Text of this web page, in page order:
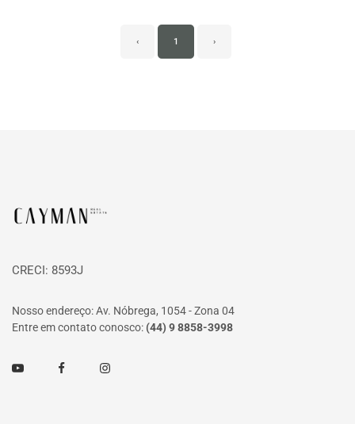
‹ 1 ›
Página inicial
CRECI: 8593J
Nosso endereço: Av. Nóbrega, 1054 - Zona 04
Entre em contato conosco: (44) 9 8858-3998
Youtube FacebookInstagram